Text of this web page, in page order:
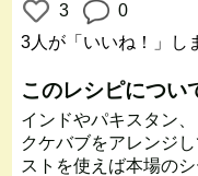
3
0
3人 が「いいね！」し
このレシピについ
インドやパキスタン
クケバブをアレンジ
ストを使えば本場の